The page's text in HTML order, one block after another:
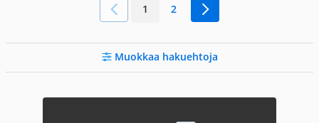
1 2
Muokkaa hakuehtoja